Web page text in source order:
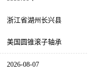
浙江省湖州长兴县
美国圆锥滚子轴承
2026-08-07